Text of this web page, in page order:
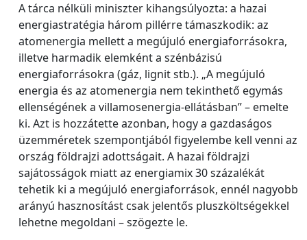
A tárca nélküli miniszter kihangsúlyozta: a hazai
energiastratégia három pillérre támaszkodik: az
atomenergia mellett a megújuló energiaforrásokra,
illetve harmadik elemként a szénbázisú
energiaforrásokra (gáz, lignit stb.). „A megújuló
energia és az atomenergia nem tekinthető egymás
ellenségének a villamosenergia-ellátásban” – emelte
ki. Azt is hozzátette azonban, hogy a gazdaságos
üzemméretek szempontjából figyelembe kell venni az
ország földrajzi adottságait. A hazai földrajzi
sajátosságok miatt az energiamix 30 százalékát
tehetik ki a megújuló energiaforrások, ennél nagyobb
arányú hasznosítást csak jelentős pluszköltségekkel
lehetne megoldani – szögezte le.